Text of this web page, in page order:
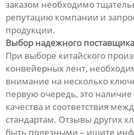
заказом необходимо
репутацию компании и
продукции.
Выбор надежного поставщика
При выборе китайского
конвейерных лент,
внимание на несколько
первую очередь, это наличие
качества и соответствия
стандартам. Отзывы других
быть полезными – ищите